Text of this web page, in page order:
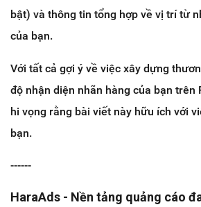
bật) và thông tin tổng hợp về vị trí từ
của bạn.
Với tất cả gợi ý về việc xây dựng
độ nhận diện nhãn hàng của bạn trên
hi vọng rằng bài viết này hữu ích với
bạn.
------
HaraAds - Nền tảng quảng cáo